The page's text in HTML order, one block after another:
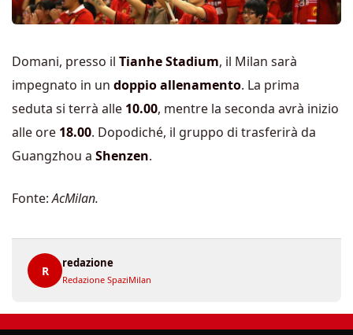
Domani, presso il Tianhe Stadium, il Milan sarà
impegnato in un doppio allenamento. La prima
seduta si terrà alle 10.00, mentre la seconda avrà inizio
alle ore 18.00. Dopodiché, il gruppo di trasferirà da
Guangzhou a Shenzen.
Fonte:AcMilan.
R
redazione
Redazione SpaziMilan